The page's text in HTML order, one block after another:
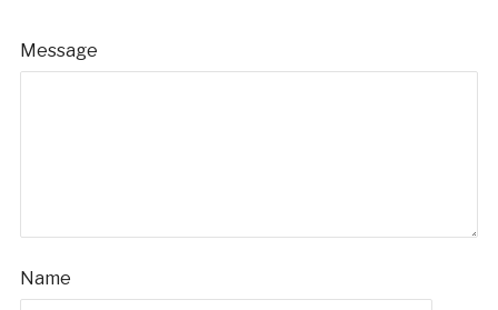
Message
Name